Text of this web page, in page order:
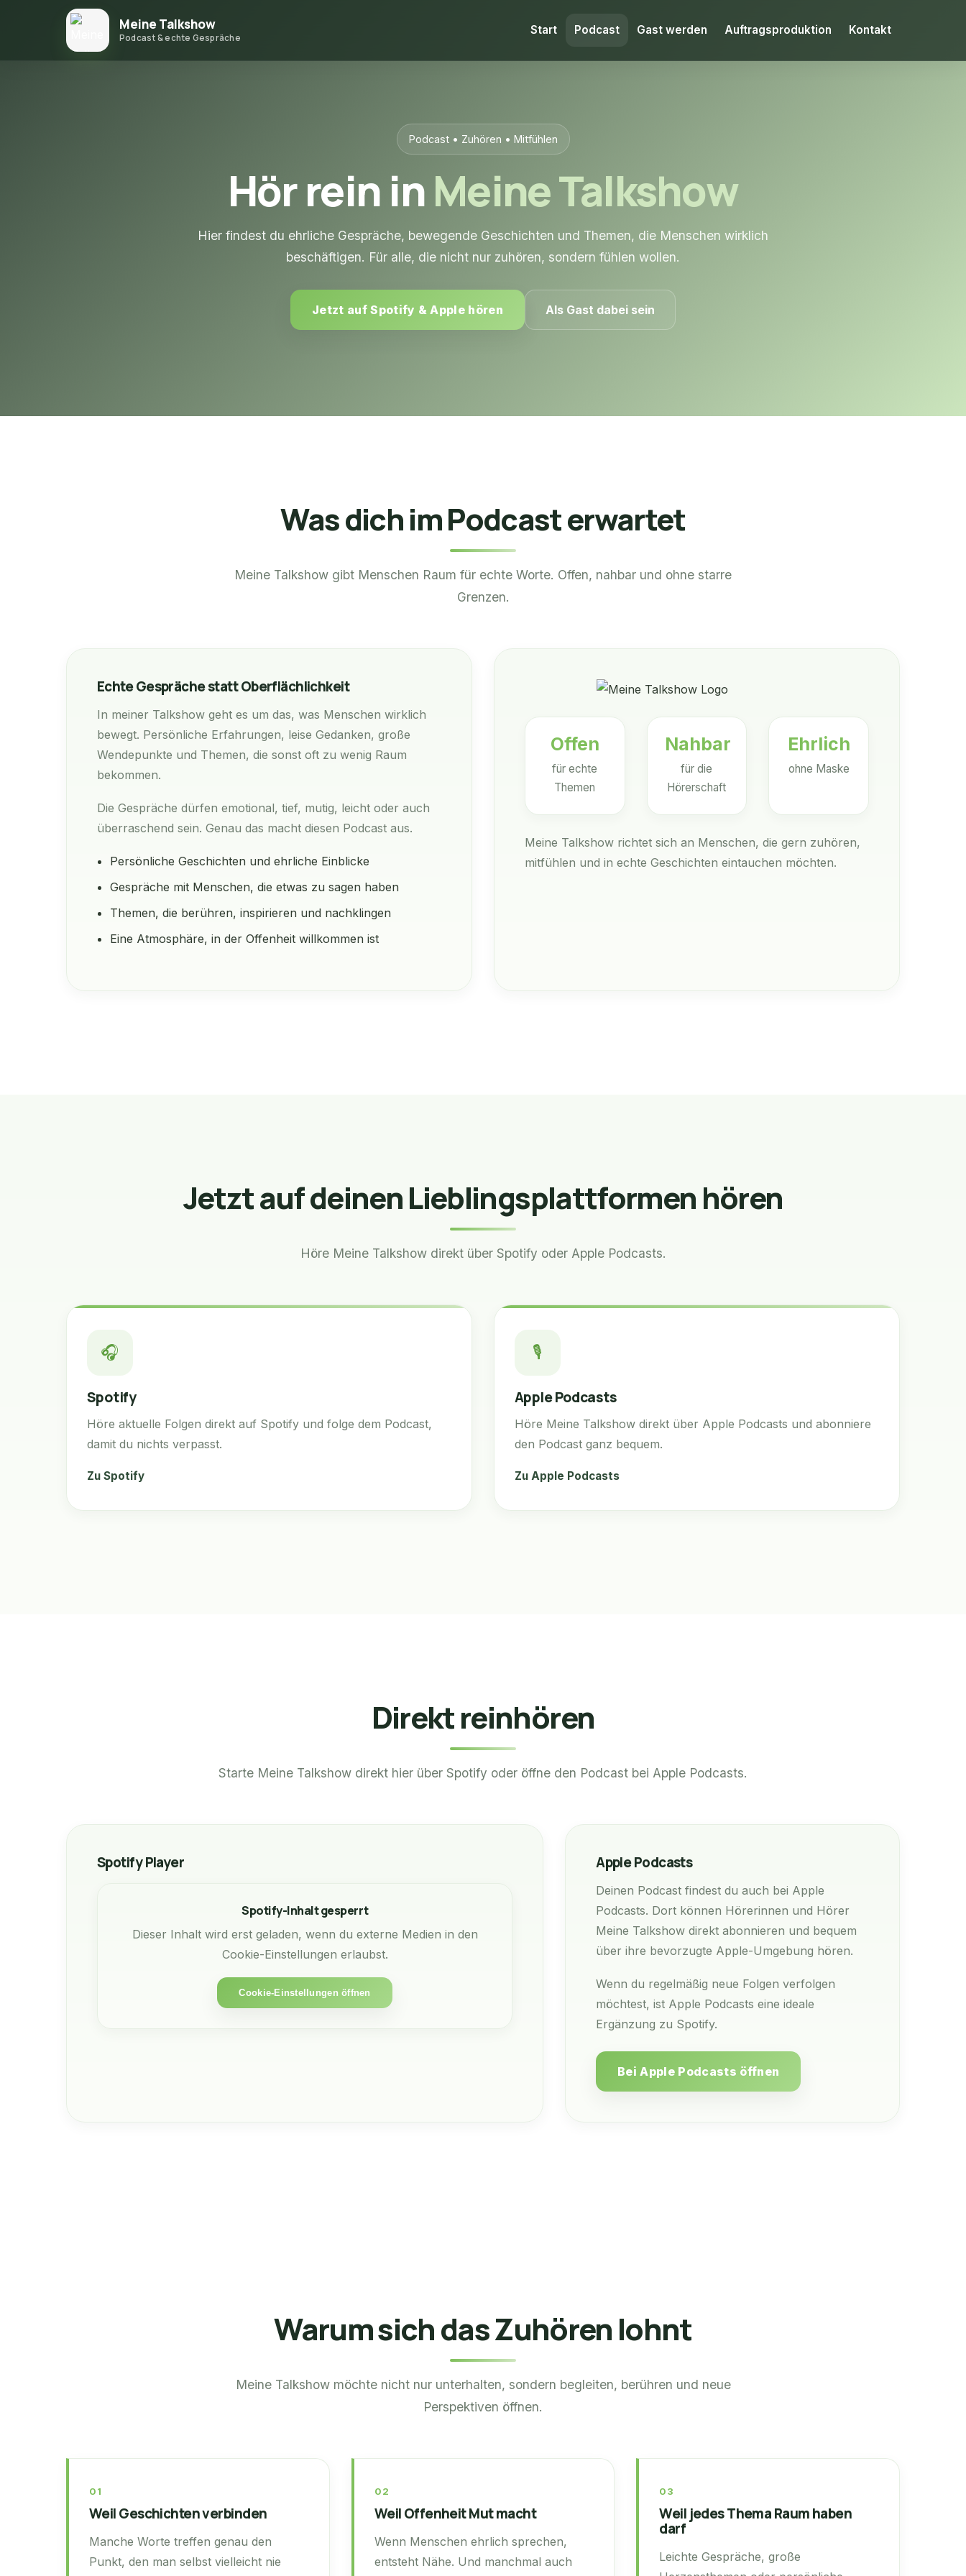
Meine Talkshow
Podcast & echte Gespräche
Start Podcast Gast werden Auftragsproduktion Kontakt
Podcast • Zuhören • Mitfühlen
Hör rein inMeine Talkshow
Hier findest du ehrliche Gespräche, bewegende Geschichten und Themen, die Menschen wirklich
beschäftigen. Für alle, die nicht nur zuhören, sondern fühlen wollen.
Jetzt auf Spotify & Apple hören Als Gast dabei sein
Was dich im Podcast erwartet
Meine Talkshow gibt Menschen Raum für echte Worte. Offen, nahbar und ohne starre
Grenzen.
Echte Gespräche statt Oberflächlichkeit
In meiner Talkshow geht es um das, was Menschen wirklich
bewegt. Persönliche Erfahrungen, leise Gedanken, große
Wendepunkte und Themen, die sonst oft zu wenig Raum
bekommen.
Die Gespräche dürfen emotional, tief, mutig, leicht oder auch
überraschend sein. Genau das macht diesen Podcast aus.
Persönliche Geschichten und ehrliche Einblicke
Gespräche mit Menschen, die etwas zu sagen haben
Themen, die berühren, inspirieren und nachklingen
Eine Atmosphäre, in der Offenheit willkommen ist
Offen
für echte
Themen
Nahbar
für die
Hörerschaft
Ehrlich
ohne Maske
Meine Talkshow richtet sich an Menschen, die gern zuhören,
mitfühlen und in echte Geschichten eintauchen möchten.
Jetzt auf deinen Lieblingsplattformen hören
Höre Meine Talkshow direkt über Spotify oder Apple Podcasts.
🎧
Spotify
Höre aktuelle Folgen direkt auf Spotify und folge dem Podcast,
damit du nichts verpasst.
Zu Spotify
🎙️
Apple Podcasts
Höre Meine Talkshow direkt über Apple Podcasts und abonniere
den Podcast ganz bequem.
Zu Apple Podcasts
Direkt reinhören
Starte Meine Talkshow direkt hier über Spotify oder öffne den Podcast bei Apple Podcasts.
Spotify Player
Spotify-Inhalt gesperrt
Dieser Inhalt wird erst geladen, wenn du externe Medien in den
Cookie-Einstellungen erlaubst.
Cookie-Einstellungen öffnen
Apple Podcasts
Deinen Podcast findest du auch bei Apple
Podcasts. Dort können Hörerinnen und Hörer
Meine Talkshow direkt abonnieren und bequem
über ihre bevorzugte Apple-Umgebung hören.
Wenn du regelmäßig neue Folgen verfolgen
möchtest, ist Apple Podcasts eine ideale
Ergänzung zu Spotify.
Bei Apple Podcasts öffnen
Warum sich das Zuhören lohnt
Meine Talkshow möchte nicht nur unterhalten, sondern begleiten, berühren und neue
Perspektiven öffnen.
01
Weil Geschichten verbinden
Manche Worte treffen genau den
Punkt, den man selbst vielleicht nie
02
Weil Offenheit Mut macht
Wenn Menschen ehrlich sprechen,
entsteht Nähe. Und manchmal auch
03
Weil jedes Thema Raum haben
darf
Leichte Gespräche, große